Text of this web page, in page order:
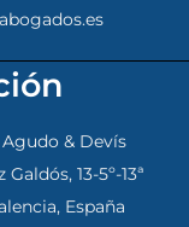
& Devís
Galdós, 13-5º-13ª
España